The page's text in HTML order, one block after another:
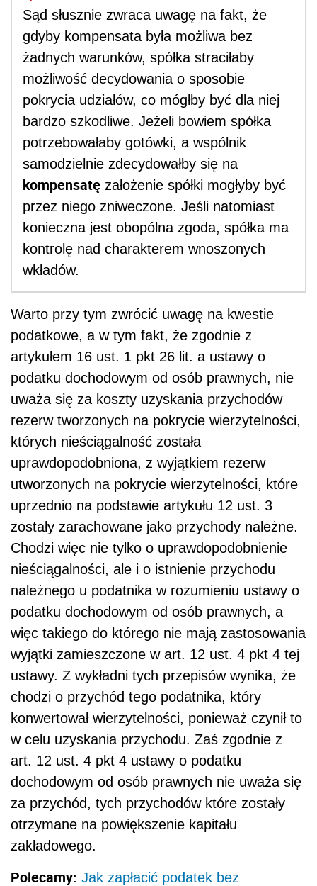
Sąd słusznie zwraca uwagę na fakt, że
gdyby kompensata była możliwa bez
żadnych warunków, spółka straciłaby
możliwość decydowania o sposobie
pokrycia udziałów, co mógłby być dla niej
bardzo szkodliwe. Jeżeli bowiem spółka
potrzebowałaby gotówki, a wspólnik
samodzielnie zdecydowałby się na
kompensatę założenie spółki mogłyby być
przez niego zniweczone. Jeśli natomiast
konieczna jest obopólna zgoda, spółka ma
kontrolę nad charakterem wnoszonych
wkładów.
Warto przy tym zwrócić uwagę na kwestie
podatkowe, a w tym fakt, że zgodnie z
artykułem 16 ust. 1 pkt 26 lit. a ustawy o
podatku dochodowym od osób prawnych, nie
uważa się za koszty uzyskania przychodów
rezerw tworzonych na pokrycie wierzytelności,
których nieściągalność została
uprawdopodobniona, z wyjątkiem rezerw
utworzonych na pokrycie wierzytelności, które
uprzednio na podstawie artykułu 12 ust. 3
zostały zarachowane jako przychody należne.
Chodzi więc nie tylko o uprawdopodobnienie
nieściągalności, ale i o istnienie przychodu
należnego u podatnika w rozumieniu ustawy o
podatku dochodowym od osób prawnych, a
więc takiego do którego nie mają zastosowania
wyjątki zamieszczone w art. 12 ust. 4 pkt 4 tej
ustawy. Z wykładni tych przepisów wynika, że
chodzi o przychód tego podatnika, który
konwertował wierzytelności, ponieważ czynił to
w celu uzyskania przychodu. Zaś zgodnie z
art. 12 ust. 4 pkt 4 ustawy o podatku
dochodowym od osób prawnych nie uważa się
za przychód, tych przychodów które zostały
otrzymane na powiększenie kapitału
zakładowego.
Polecamy: Jak zapłacić podatek bez